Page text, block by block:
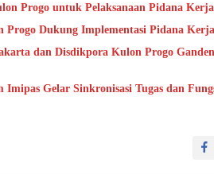
Progo untuk Pelaksanaan Pidana
Progo Dukung Implementasi Pidana
dan Disdikpora Kulon Progo
Gelar Sinkronisasi Tugas dan